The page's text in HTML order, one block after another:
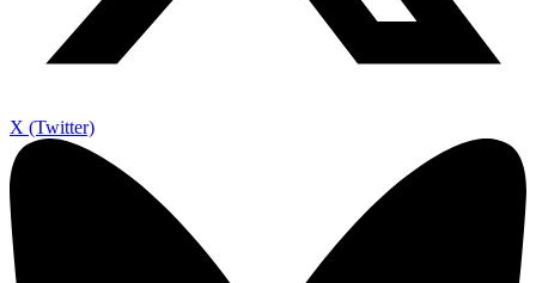
X (Twitter)